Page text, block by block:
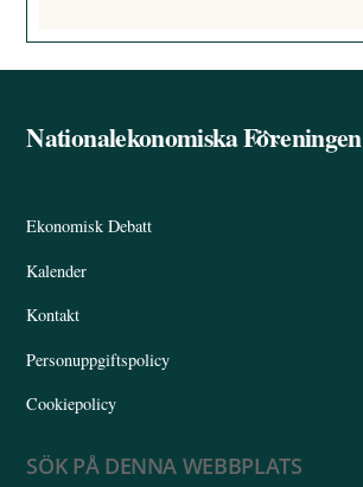
Back
Nationalekonomiska Föreningen
Ekonomisk Debatt
Kalender
Kontakt
Personuppgiftspolicy
Cookiepolicy
SÖK PÅ DENNA WEBBPLATS